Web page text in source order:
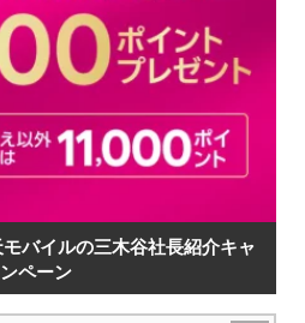
バイルの三木谷社長紹介キャ
ンペーン